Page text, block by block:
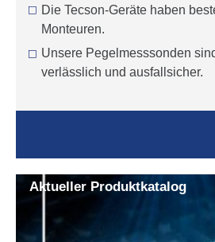
Die Tecson-Geräte haben
Monteuren.
Unsere Pegelmesssonden
verlässlich und ausfallsicher.
Aktueller Produkt­ka­talog